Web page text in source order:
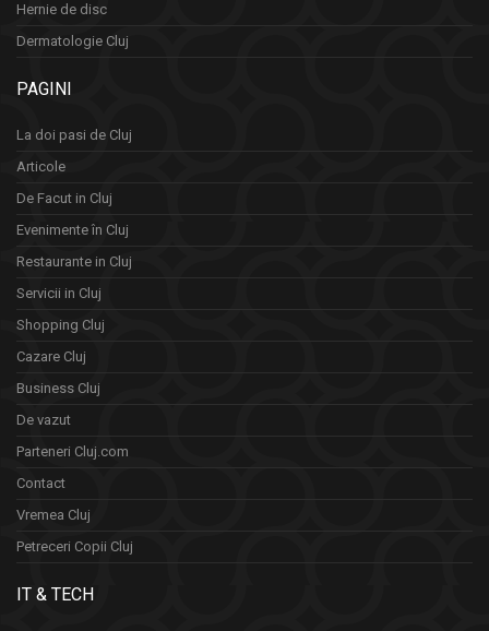
Hernie de disc
Dermatologie Cluj
PAGINI
La doi pasi de Cluj
Articole
De Facut in Cluj
Evenimente în Cluj
Restaurante in Cluj
Servicii in Cluj
Shopping Cluj
Cazare Cluj
Business Cluj
De vazut
Parteneri Cluj.com
Contact
Vremea Cluj
Petreceri Copii Cluj
IT & TECH